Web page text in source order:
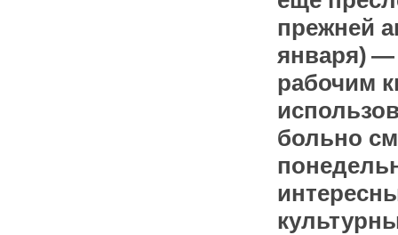
прежней
января)
рабочим
больно